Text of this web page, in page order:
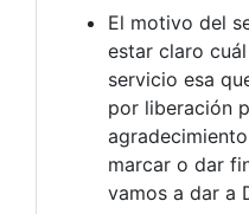
El motivo del
estar claro
servicio esa
por liberación
marcar o dar
vamos a dar a